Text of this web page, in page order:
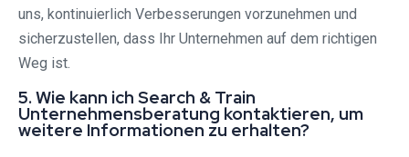
uns, kontinuierlich Verbesserungen vorzunehmen und
sicherzustellen, dass Ihr Unternehmen auf dem richtigen
Weg ist.
5. Wie kann ich Search & Train
Unternehmensberatung kontaktieren, um
weitere Informationen zu erhalten?